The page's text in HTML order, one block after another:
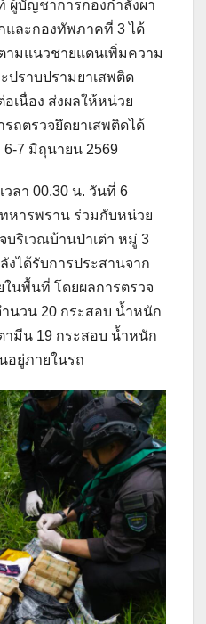
ผู้บัญชาการกองกำลังผา
และกองทัพภาคที่ 3 ได้
มแนวชายแดนเพิ่มความ
ปราบปรามยาเสพติด
เนื่อง ส่งผลให้หน่วย
ถตรวจยึดยาเสพติดได้
7 มิถุนายน 2569
ลา 00.30 น. วันที่ 6
หารพราน ร่วมกับหน่วย
บริเวณบ้านป่าเต่า หมู่ 3
งได้รับการประสานจาก
ในพื้นที่ โดยผลการตรวจ
นวน 20 กระสอบ น้ำหนัก
ามีน 19 กระสอบ น้ำหนัก
อยู่ภายในรถ